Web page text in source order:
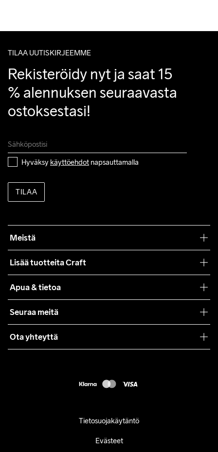
kysymyksiisi.
TILAA UUTISKIRJEEMME
Rekisteröidy nyt ja saat 15
% alennuksen seuraavasta
ostoksestasi!
Hyväksy käyttöehdot napsauttamalla
TILAA
Meistä
Lisää tuotteita Craft
Yhteistyöt
Lehdistö
Apua & tietoa
Käyttöehdot
Asiakaspalvelu
Seuraa meitä
Ota yhteyttä
Tietosuojakäytäntö
Evästeet